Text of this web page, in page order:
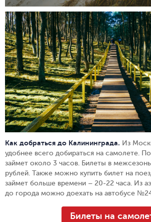
Как добраться до Калининграда. Из
удобнее всего добираться на самолете.
займет около 3 часов. Билеты в
рублей. Также можно купить билет на
займет больше времени – 20-22 часа. Из
до города можно доехать на автобусе
Билеты на